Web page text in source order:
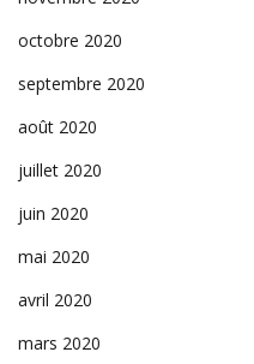
octobre 2020
septembre 2020
août 2020
juillet 2020
juin 2020
mai 2020
avril 2020
mars 2020